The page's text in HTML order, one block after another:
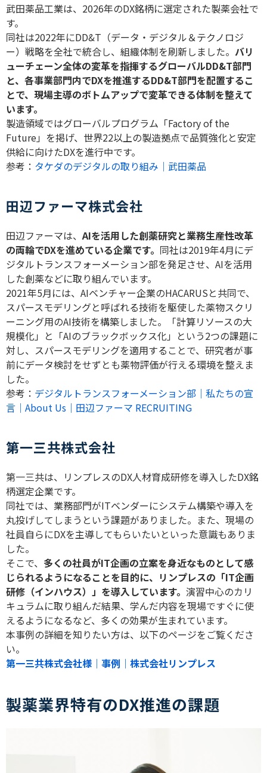
武田薬品工業は、 2026年のDX銘柄に選定された製薬会社で
す。
同社は2022年にDD&T （データ・デジタル＆テクノロジ
ー）戦略を全社で統合し、組織体制を刷新しました。 バリ
ューチェーン全体の変革を指揮するグローバルDD&T部門
と、各事業部門内でDXを推進するDD&T部門を配置するこ
とで、現場主導のボトムアップで変革できる体制を整えて
います。
製造領域ではグローバルプログラム「Factory of the
Future」を掲げ、世界22以上の製造拠点で品質強化と安定
供給に向けたDXを進行中です。
参考： タケダのデジタルの取り組み｜武田薬品
田辺ファーマ株式会社
田辺ファーマは、 AIを活用した創薬研究と業務生産性改革
の両輪でDXを進めている企業です。 同社は2019年4月にデ
ジタルトランスフォーメーション部を発足させ、 AIを活用
した創薬などに取り組んでいます。
2021年5月には、 AIベンチャー企業のHACARUSと共同で、
スパースモデリングと呼ばれる技術を駆使した薬物スクリ
ーニング用のAI技術を構築しました。「計算リソースの大
規模化」と「AIのブラックボックス化」という2つの課題に
対し、スパースモデリングを適用することで、研究者が事
前にデータ検討をせずとも薬物評価が行える環境を整えま
した。
参考： デジタルトランスフォーメーション部｜私たちの宣
言｜About Us｜田辺ファーマ RECRUITING
第一三共株式会社
第一三共は、リンプレスのDX人材育成研修を導入したDX銘
柄選定企業です。
同社では、業務部門がITベンダーにシステム構築や導入を
丸投げしてしまうという課題がありました。また、現場の
社員自らにDXを主導してもらいたいといった意識もありま
した。
そこで、 多くの社員がIT企画の立案を身近なものとして感
じられるようになることを目的に、リンプレスの「IT企画
研修（インハウス）」を導入しています。 演習中心のカリ
キュラムに取り組んだ結果、学んだ内容を現場ですぐに使
えるようになるなど、多くの効果が生まれています。
本事例の詳細を知りたい方は、以下のページをご覧くださ
い。
第一三共株式会社様｜事例｜株式会社リンプレス
製薬業界特有のDX推進の課題